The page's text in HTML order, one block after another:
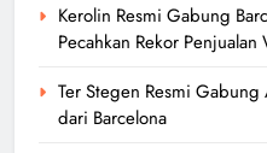
Kerolin Resmi Gabung
Pecahkan Rekor Penjualan
Ter Stegen Resmi
dari Barcelona